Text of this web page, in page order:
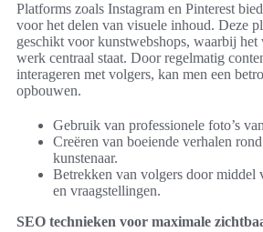
Platforms zoals Instagram en Pinterest
voor het delen van visuele inhoud. Deze
geschikt voor kunstwebshops, waarbij het
werk centraal staat. Door regelmatig
interageren met volgers, kan men een
opbouwen.
Gebruik van professionele foto’s
Creëren van boeiende verhalen
kunstenaar.
Betrekken van volgers door middel
en vraagstellingen.
SEO technieken voor maximale